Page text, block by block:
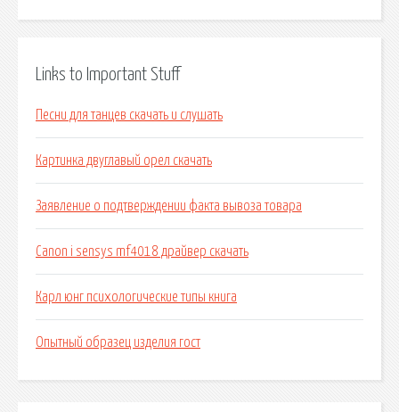
Links to Important Stuff
Песни для танцев скачать и слушать
Картинка двуглавый орел скачать
Заявление о подтверждении факта вывоза товара
Canon i sensys mf4018 драйвер скачать
Карл юнг психологические типы книга
Опытный образец изделия гост